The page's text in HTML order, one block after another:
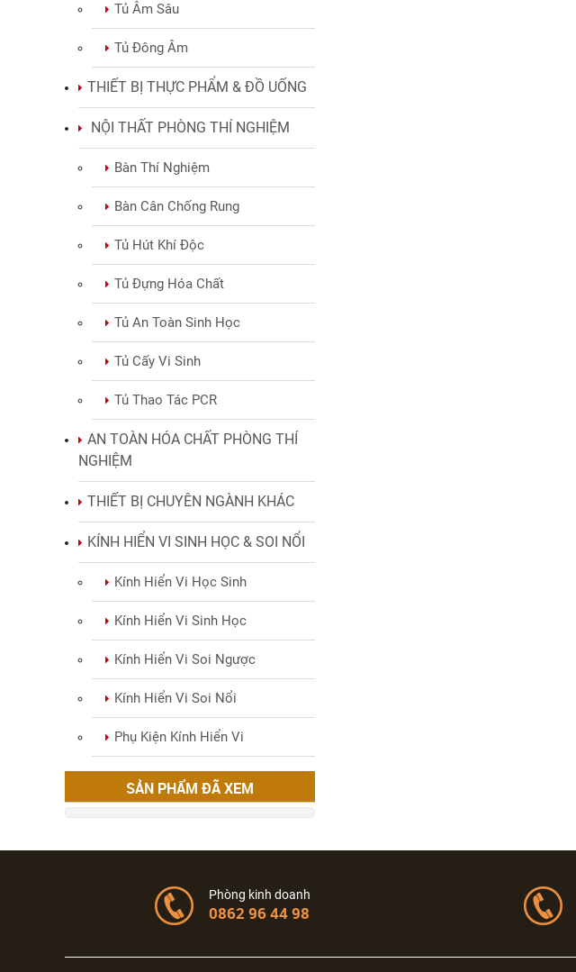
Tủ Âm Sâu
Tủ Đông Âm
THIẾT BỊ THỰC PHẨM & ĐỒ UỐNG
NỘI THẤT PHÒNG THÍ NGHIỆM
Bàn Thí Nghiệm
Bàn Cân Chống Rung
Tủ Hút Khí Độc
Tủ Đựng Hóa Chất
Tủ An Toàn Sinh Học
Tủ Cấy Vi Sinh
Tủ Thao Tác PCR
AN TOÀN HÓA CHẤT PHÒNG THÍ
NGHIỆM
THIẾT BỊ CHUYÊN NGÀNH KHÁC
KÍNH HIỂN VI SINH HỌC & SOI NỔI
Kính Hiển Vi Học Sinh
Kính Hiển Vi Sinh Học
Kính Hiển Vi Soi Ngược
Kính Hiển Vi Soi Nổi
Phụ Kiện Kính Hiển Vi
SẢN PHẨM ĐÃ XEM
Phòng kinh doanh
0862 96 44 98